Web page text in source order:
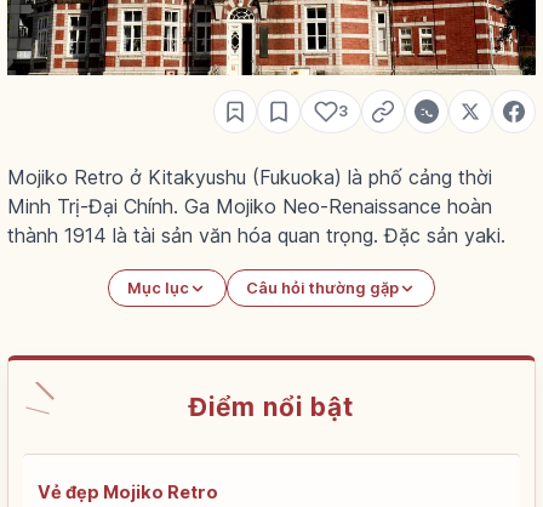
3
Mojiko Retro ở Kitakyushu (Fukuoka) là phố cảng thời
Minh Trị-Đại Chính. Ga Mojiko Neo-Renaissance hoàn
thành 1914 là tài sản văn hóa quan trọng. Đặc sản yaki.
Mục lục Câu hỏi thường gặp
Điểm nổi bật
Vẻ đẹp Mojiko Retro